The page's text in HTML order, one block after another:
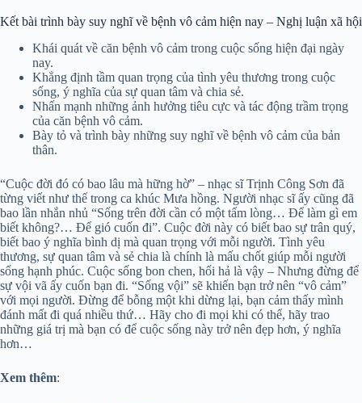
Kết bài trình bày suy nghĩ về bệnh vô cảm hiện nay – Nghị luận xã hội
Khái quát về căn bệnh vô cảm trong cuộc sống hiện đại ngày
nay.
Khẳng định tầm quan trọng của tình yêu thương trong cuộc
sống, ý nghĩa của sự quan tâm và chia sẻ.
Nhấn mạnh những ảnh hưởng tiêu cực và tác động trầm trọng
của căn bệnh vô cảm.
Bày tỏ và trình bày những suy nghĩ về bệnh vô cảm của bản
thân.
“Cuộc đời đó có bao lâu mà hững hờ” – nhạc sĩ Trịnh Công Sơn đã
từng viết như thế trong ca khúc Mưa hồng. Người nhạc sĩ ấy cũng đã
bao lần nhắn nhủ “Sống trên đời cần có một tấm lòng… Để làm gì em
biết không?… Để gió cuốn đi”. Cuộc đời này có biết bao sự trân quý,
biết bao ý nghĩa bình dị mà quan trọng với mỗi người. Tình yêu
thương, sự quan tâm và sẻ chia là chính là mấu chốt giúp mỗi người
sống hạnh phúc. Cuộc sống bon chen, hối hả là vậy – Nhưng đừng để
sự vội vã ấy cuốn bạn đi. “Sống vội” sẽ khiến bạn trở nên “vô cảm”
với mọi người. Đừng để bỗng một khi dừng lại, bạn cảm thấy mình
đánh mất đi quá nhiều thứ… Hãy cho đi mọi khi có thể, hãy trao
những giá trị mà bạn có để cuộc sống này trở nên đẹp hơn, ý nghĩa
hơn…
Xem thêm: